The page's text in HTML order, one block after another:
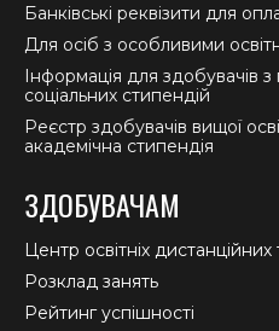
Банківські реквізити для
Для осіб з особливими
Інформація для здобувачів
соціальних стипендій
Реєстр здобувачів вищої
академічна стипендія
ЗДОБУВАЧАМ
Центр освітніх дистанційних
Розклад занять
Рейтинг успішності